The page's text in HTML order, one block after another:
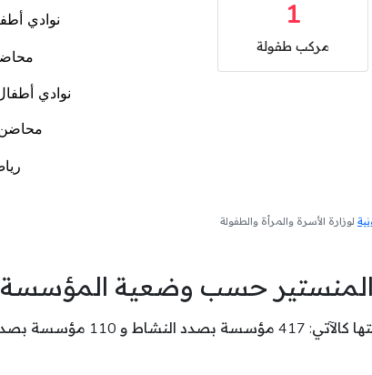
1
مركب طفولة
لوزارة الأسرة والمرأة والطفولة
المنستير حسب وضعية المؤسسة